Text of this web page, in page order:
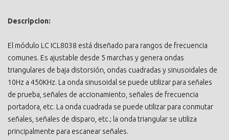
Descripcion:
El módulo LC ICL8038 está diseñado para rangos de frecuencia
comunes. Es ajustable desde 5 marchas y genera ondas
triangulares de baja distorsión, ondas cuadradas y sinusoidales de
10Hz a 450KHz. La onda sinusoidal se puede utilizar para señales
de prueba, señales de accionamiento, señales de frecuencia
portadora, etc. La onda cuadrada se puede utilizar para conmutar
señales, señales de disparo, etc.; la onda triangular se utiliza
principalmente para escanear señales.